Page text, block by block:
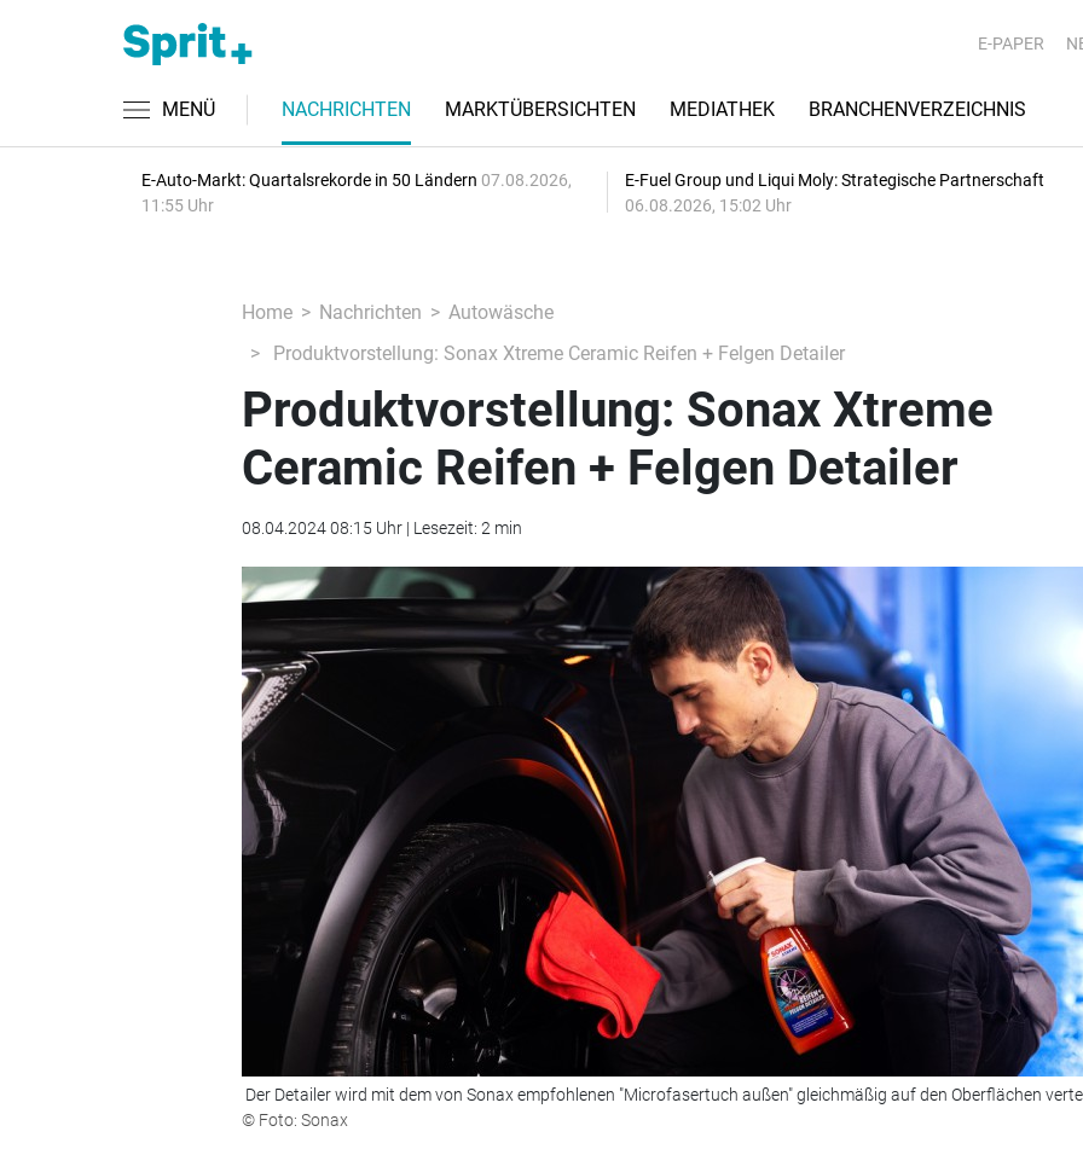
E-PAPER
MENÜ NACHRICHTEN MARKTÜBERSICHTEN MEDIATHEK BRANCHENVERZEICHNIS
E-Auto-Markt: Quartalsrekorde in 50 Ländern 07.08.2026,
11:55 Uhr
E-Fuel Group und Liqui Moly: Strategische Partnerschaft
06.08.2026, 15:02 Uhr
Home Nachrichten
Autowäsche
Produktvorstellung: Sonax Xtreme Ceramic Reifen + Felgen Detailer
Produktvorstellung: Sonax Xtreme
Ceramic Reifen + Felgen Detailer
08.04.2024 08:15 Uhr | Lesezeit: 2 min
Der Detailer wird mit dem von Sonax empfohlenen "Microfasertuch außen" gleichmäßig auf den Oberflächen
© Foto: Sonax